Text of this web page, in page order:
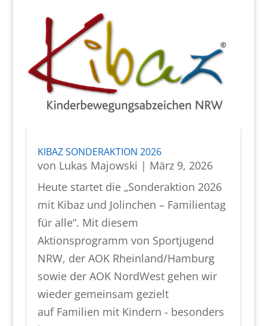
KIBAZ SONDERAKTION 2026
von Lukas Majowski | März 9, 2026
Heute startet die „Sonderaktion 2026
mit Kibaz und Jolinchen – Familientag
für alle“. Mit diesem
Aktionsprogramm von Sportjugend
NRW, der AOK Rheinland/Hamburg
sowie der AOK NordWest gehen wir
wieder gemeinsam gezielt
auf Familien mit Kindern - besonders